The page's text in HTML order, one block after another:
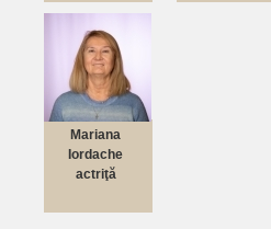
Mariana
Iordache
actriţă